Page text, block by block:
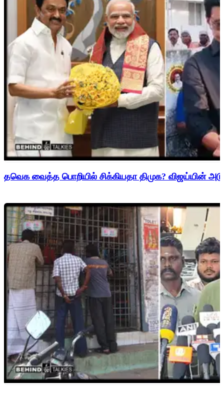
தவெக வைத்த பொறியில் சிக்கியதா திமுக? விஜய்யின்